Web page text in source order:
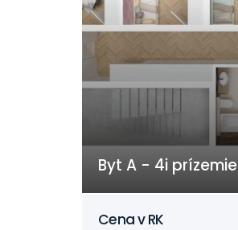
Byt A - 4i prízemie
Cena v RK